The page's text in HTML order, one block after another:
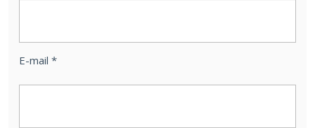
E-mail *